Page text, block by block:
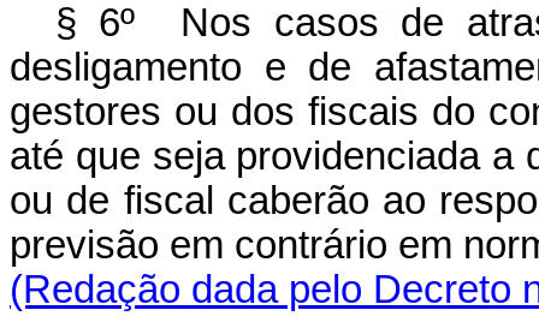
§ 6º Nos casos de
desligamento e de
gestores ou dos fiscais do
até que seja providenciada a
ou de fiscal caberão ao
previsão em contrário em
(Redação dada pelo Decreto